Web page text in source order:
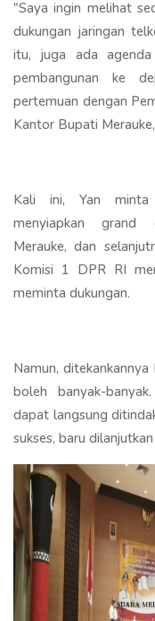
"Saya ingin melihat
dukungan jaringan
itu, juga ada
pembangunan ke
pertemuan dengan
Kantor Bupati
Kali ini, Yan minta
menyiapkan grand
Merauke, dan
Komisi 1 DPR RI
meminta dukungan.
Namun,
boleh banyak-
dapat langsung
sukses, baru